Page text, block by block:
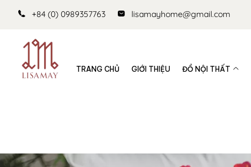
+84 (0) 0989357763 lisamayhome@gmail.com
TRANG CHỦ GIỚI THIỆU ĐỒ NỘI THẤT